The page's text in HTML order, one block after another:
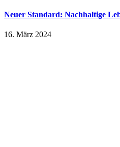
Neuer Standard: Nachhaltige
16. März 2024